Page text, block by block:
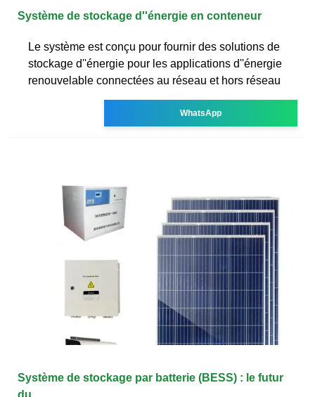
Système de stockage d''énergie en conteneur
Le système est conçu pour fournir des solutions de
stockage d''énergie pour les applications d''énergie
renouvelable connectées au réseau et hors réseau
WhatsApp
Système de stockage par batterie (BESS) : le futur
du